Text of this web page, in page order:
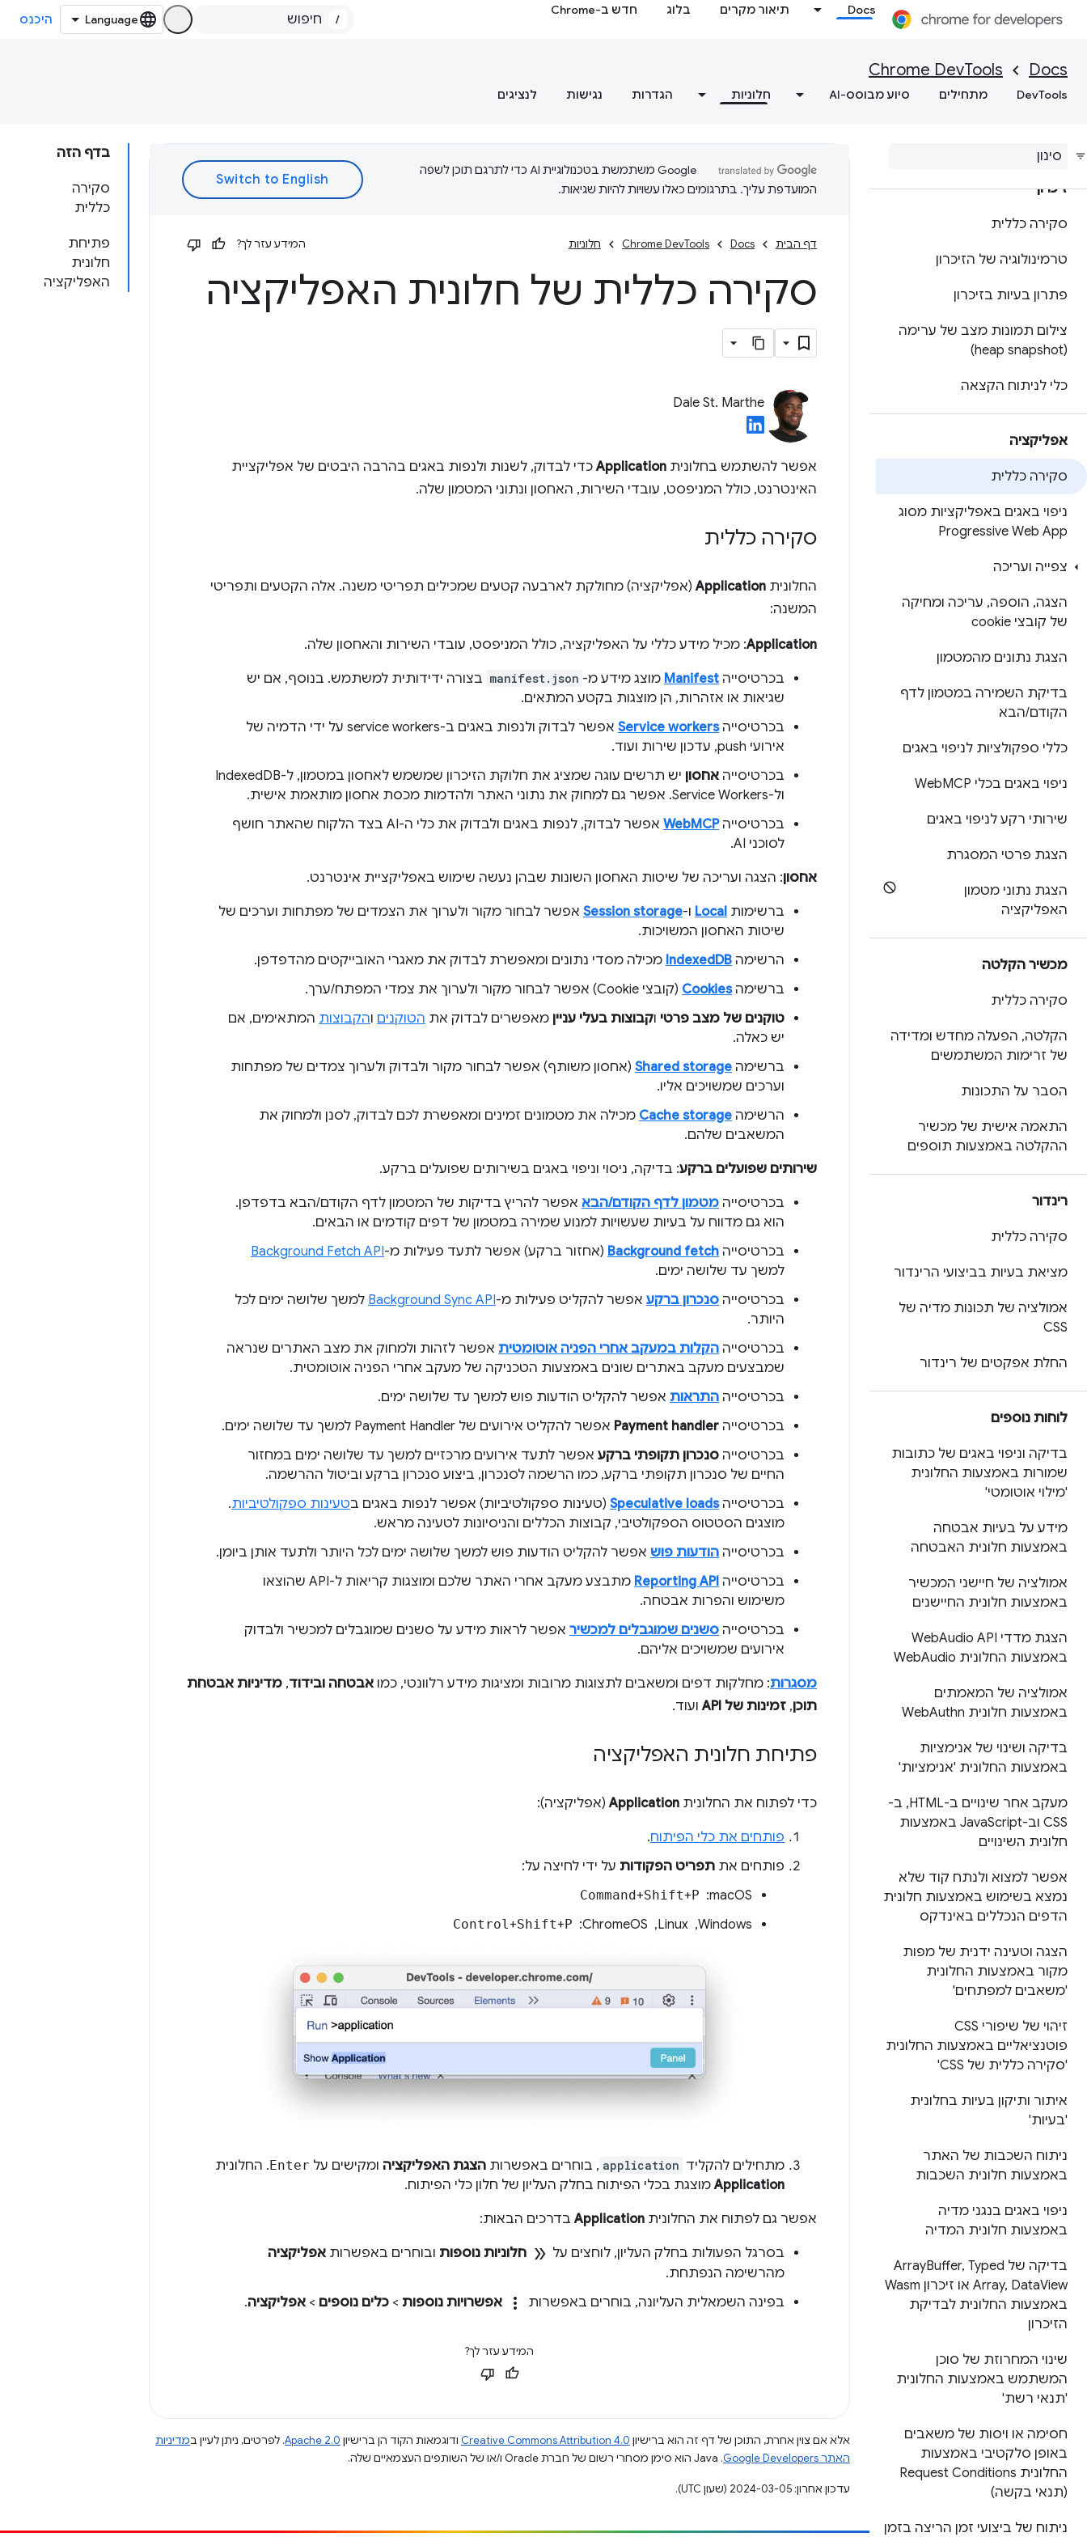
Docs תיאור מקרים בלוג חדש ב-Chrome
/ היכנס
Docs
Chrome DevTools
DevTools מתחילים סיוע מבוסס-AI חלוניות הגדרות נגישות לנציגים
ביצועים
Lighthouse
זיכרון
סקירה כללית
טרמינולוגיה של הזיכרון
פתרון בעיות בזיכרון
צילום תמונות מצב של ערימה
(heap snapshot)
כלי לניתוח הקצאה
אפליקציה
סקירה כללית
ניפוי באגים באפליקציות מסוג
Progressive Web App
צפייה ועריכה
הצגה, הוספה, עריכה ומחיקה
של קובצי cookie
הצגת נתונים מהמטמון
בדיקת השמירה במטמון לדף
הקודם/הבא
כללי ספקולציות לניפוי באגים
ניפוי באגים בכלי Web MCP
שירותי רקע לניפוי באגים
הצגת פרטי המסגרת
הצגת נתוני מטמון
האפליקציה
מכשיר הקלטה
סקירה כללית
הקלטה, הפעלה מחדש ומדידה
של זרימות המשתמשים
הסבר על התכונות
התאמה אישית של מכשיר
ההקלטה באמצעות תוספים
רינדור
סקירה כללית
מציאת בעיות בביצועי הרינדור
אמולציה של תכונות מדיה של
CSS
החלת אפקטים של רינדור
לוחות נוספים
בדיקה וניפוי באגים של כתובות
שמורות באמצעות החלונית
'מילוי אוטומטי'
מידע על בעיות אבטחה
באמצעות חלונית האבטחה
אמולציה של חיישני המכשיר
באמצעות חלונית החיישנים
הצגת מדדי Web Audio API
באמצעות החלונית Web Audio
אמולציה של המאמתים
באמצעות חלונית Web Authn
בדיקה ושינוי של אנימציות
באמצעות החלונית 'אנימציות'
מעקב אחר שינויים ב-HTML , ב-
CSS וב-Java
Script באמצעות
חלונית השינויים
אפשר למצוא ולנתח קוד שלא
נמצא בשימוש באמצעות חלונית
הדפים הנכללים באינדקס
הצגה וטעינה ידנית של מפות
מקור באמצעות החלונית
'משאבים למפתחים'
זיהוי של שיפורי CSS
פוטנציאליים באמצעות החלונית
'סקירה כללית של CSS'
איתור ותיקון בעיות בחלונית
'בעיות'
ניתוח השכבות של האתר
באמצעות חלונית השכבות
ניפוי באגים בנגני מדיה
באמצעות חלונית המדיה
בדיקה של Array Buffer, Typed
Array, Data
View או זיכרון Wasm
באמצעות החלונית לבדיקת
הזיכרון
שינוי המחרוזת של סוכן
המשתמש באמצעות החלונית
'תנאי רשת'
חסימה או ויסות של משאבים
באופן סלקטיבי באמצעות
החלונית Request Conditions
(תנאי בקשה)
ניתוח של ביצועי זמן הריצה בזמן
בדף הזה
סקירה
כללית
פתיחת
חלונית
האפליקציה
‫Google משתמשת בטכנולוגיית AI כדי לתרגם תוכן לשפה
המועדפת עליך. בתרגומים כאלו עשויות להיות שגיאות.
דף הבית Docs
Chrome DevTools חלוניות המידע עזר לך?
סקירה כללית של חלונית האפליקציה
Dale St. Marthe
אפשר להשתמש בחלונית Applicationכדי לבדוק, לשנות ולנפות באגים בהרבה היבטים של אפליקציית
האינטרנט, כולל המניפסט, עובדי השירות, האחסון ונתוני המטמון שלה.
סקירה כללית
החלונית Application(אפליקציה) מחולקת לארבעה קטעים שמכילים תפריטי משנה. אלה הקטעים ותפריטי
המשנה:
Application: מכיל מידע כללי על האפליקציה, כולל המניפסט, עובדי השירות והאחסון שלה.
בכרטיסייה Manifest מוצג מידע מ- manifest.json בצורה ידידותית למשתמש. בנוסף, אם יש
שגיאות או אזהרות, הן מוצגות בקטע המתאים.
בכרטיסייהService workers
אפשר לבדוק ולנפות באגים ב-service workers על ידי הדמיה של
אירועי push, עדכון שירות ועוד.
בכרטיסייה אחסון
יש תרשים עוגה שמציג את חלוקת הזיכרון שמשמש לאחסון במטמון, ל-IndexedDB
ול-Service Workers. אפשר גם למחוק את נתוני האתר ולהדמות מכסת אחסון מותאמת אישית.
בכרטיסייהWebMCP
אפשר לבדוק, לנפות באגים ולבדוק את כלי ה-AI בצד הלקוח שהאתר חושף
לסוכני AI.
אחסון: הצגה ועריכה של שיטות האחסון השונות שבהן נעשה שימוש באפליקציית אינטרנט.
ברשימות Local ו-Session storage אפשר לבחור מקור ולערוך את הצמדים של מפתחות וערכים של
שיטות האחסון המשויכות.
הרשימה IndexedDB מכילה מסדי נתונים ומאפשרת לבדוק את מאגרי האובייקטים מהדפדפן.
ברשימהCookies (קובצי Cookie) אפשר לבחור מקור ולערוך את צמדי המפתח/ערך.
טוקנים של מצב פרטי וקבוצות בעלי עניין מאפשרים לבדוק את הטוקנים והקבוצות המתאימים, אם
יש כאלה.
ברשימה Shared storage (אחסון משותף) אפשר לבחור מקור ולבדוק ולערוך צמדים של מפתחות
וערכים שמשויכים אליו.
הרשימה Cache storage מכילה את מטמונים זמינים ומאפשרת לכם לבדוק, לסנן ולמחוק את
המשאבים שלהם.
שירותים שפועלים ברקע: בדיקה, ניסוי וניפוי באגים בשירותים שפועלים ברקע.
בכרטיסייה מטמון לדף הקודם/הבא אפשר להריץ בדיקות של המטמון לדף הקודם/הבא בדפדפן.
הוא גם מדווח על בעיות שעשויות למנוע שמירה במטמון של דפים קודמים או הבאים.
בכרטיסייה Background fetch (אחזור ברקע) אפשר לתעד פעילות מ-Background Fetch API
למשך עד שלושה ימים.
בכרטיסייה סנכרון ברקע אפשר להקליט פעילות מ-Background Sync API למשך שלושה ימים לכל
היותר.
בכרטיסייה הקלות במעקב אחרי הפניה אוטומטית אפשר לזהות ולמחוק את מצב האתרים שנראה
שמבצעים מעקב באתרים שונים באמצעות הטכניקה של מעקב אחרי הפניה אוטומטית.
בכרטיסייה התראות אפשר להקליט הודעות פוש למשך עד שלושה ימים.
בכרטיסייה Payment handler אפשר להקליט אירועים של Payment Handler למשך עד שלושה ימים.
בכרטיסייה סנכרון תקופתי ברקע אפשר לתעד אירועים מרכזיים למשך עד שלושה ימים במחזור
החיים של סנכרון תקופתי ברקע, כמו הרשמה לסנכרון, ביצוע סנכרון ברקע וביטול ההרשמה.
בכרטיסייהSpeculative loads (טעינות ספקולטיביות) אפשר לנפות באגים בטעינות ספקולטיביות.
מוצגים הסטטוס הספקולטיבי, קבוצות הכללים והניסיונות לטעינה מראש.
בכרטיסייה הודעות פוש אפשר להקליט הודעות פוש למשך שלושה ימים לכל היותר ולתעד אותן ביומן.
בכרטיסייה Reporting API
מתבצע מעקב אחרי האתר שלכם ומוצגות קריאות ל-API שהוצאו
משימוש והפרות אבטחה.
בכרטיסייה סשנים שמוגבלים למכשיר אפשר לראות מידע על סשנים שמוגבלים למכשיר ולבדוק
אירועים שמשויכים אליהם.
מסגרות: מחלקות דפים ומשאבים לתצוגות מרובות ומציגות מידע רלוונטי, כמו אבטחה ובידוד, מדיניות אבטחת
תוכן, זמינות של API ועוד.
פתיחת חלונית האפליקציה
כדי לפתוח את החלונית Application(אפליקציה):
פותחים את כלי הפיתוח.
פותחים את תפריט הפקודות על ידי לחיצה על:
‫macOS: ‏
Command+Shift+P
‫Windows, ‏ Linux, ‏ ChromeOS: ‏
Control+Shift+P
מתחילים להקליד application , בוחרים באפשרות הצגת האפליקציה ומקישים על Enter. החלונית
Applicationמוצגת בכלי הפיתוח בחלק העליון של חלון כלי הפיתוח.
אפשר גם לפתוח את החלונית Applicationבדרכים הבאות:
בסרגל הפעולות בחלק העליון, לוחצים על double_arrow חלוניות נוספות ובוחרים באפשרות אפליקציה
מהרשימה הנפתחת.
בפינה השמאלית העליונה, בוחרים באפשרות
more_vert אפשרויות נוספות > כלים נוספים > אפליקציה.
המידע עזר לך?
אלא אם צוין אחרת, התוכן של דף זה הוא ברישיון Creative Commons Attribution 4.0 ודוגמאות הקוד הן ברישיון Apache 2.0. לפרטים, ניתן לעיין במדיניות
האתר Google Developers‏
.‏ Java הוא סימן מסחרי רשום של חברת Oracle ו/או של השותפים העצמאיים שלה.
עדכון אחרון: 2024-03-05 (שעון UTC).